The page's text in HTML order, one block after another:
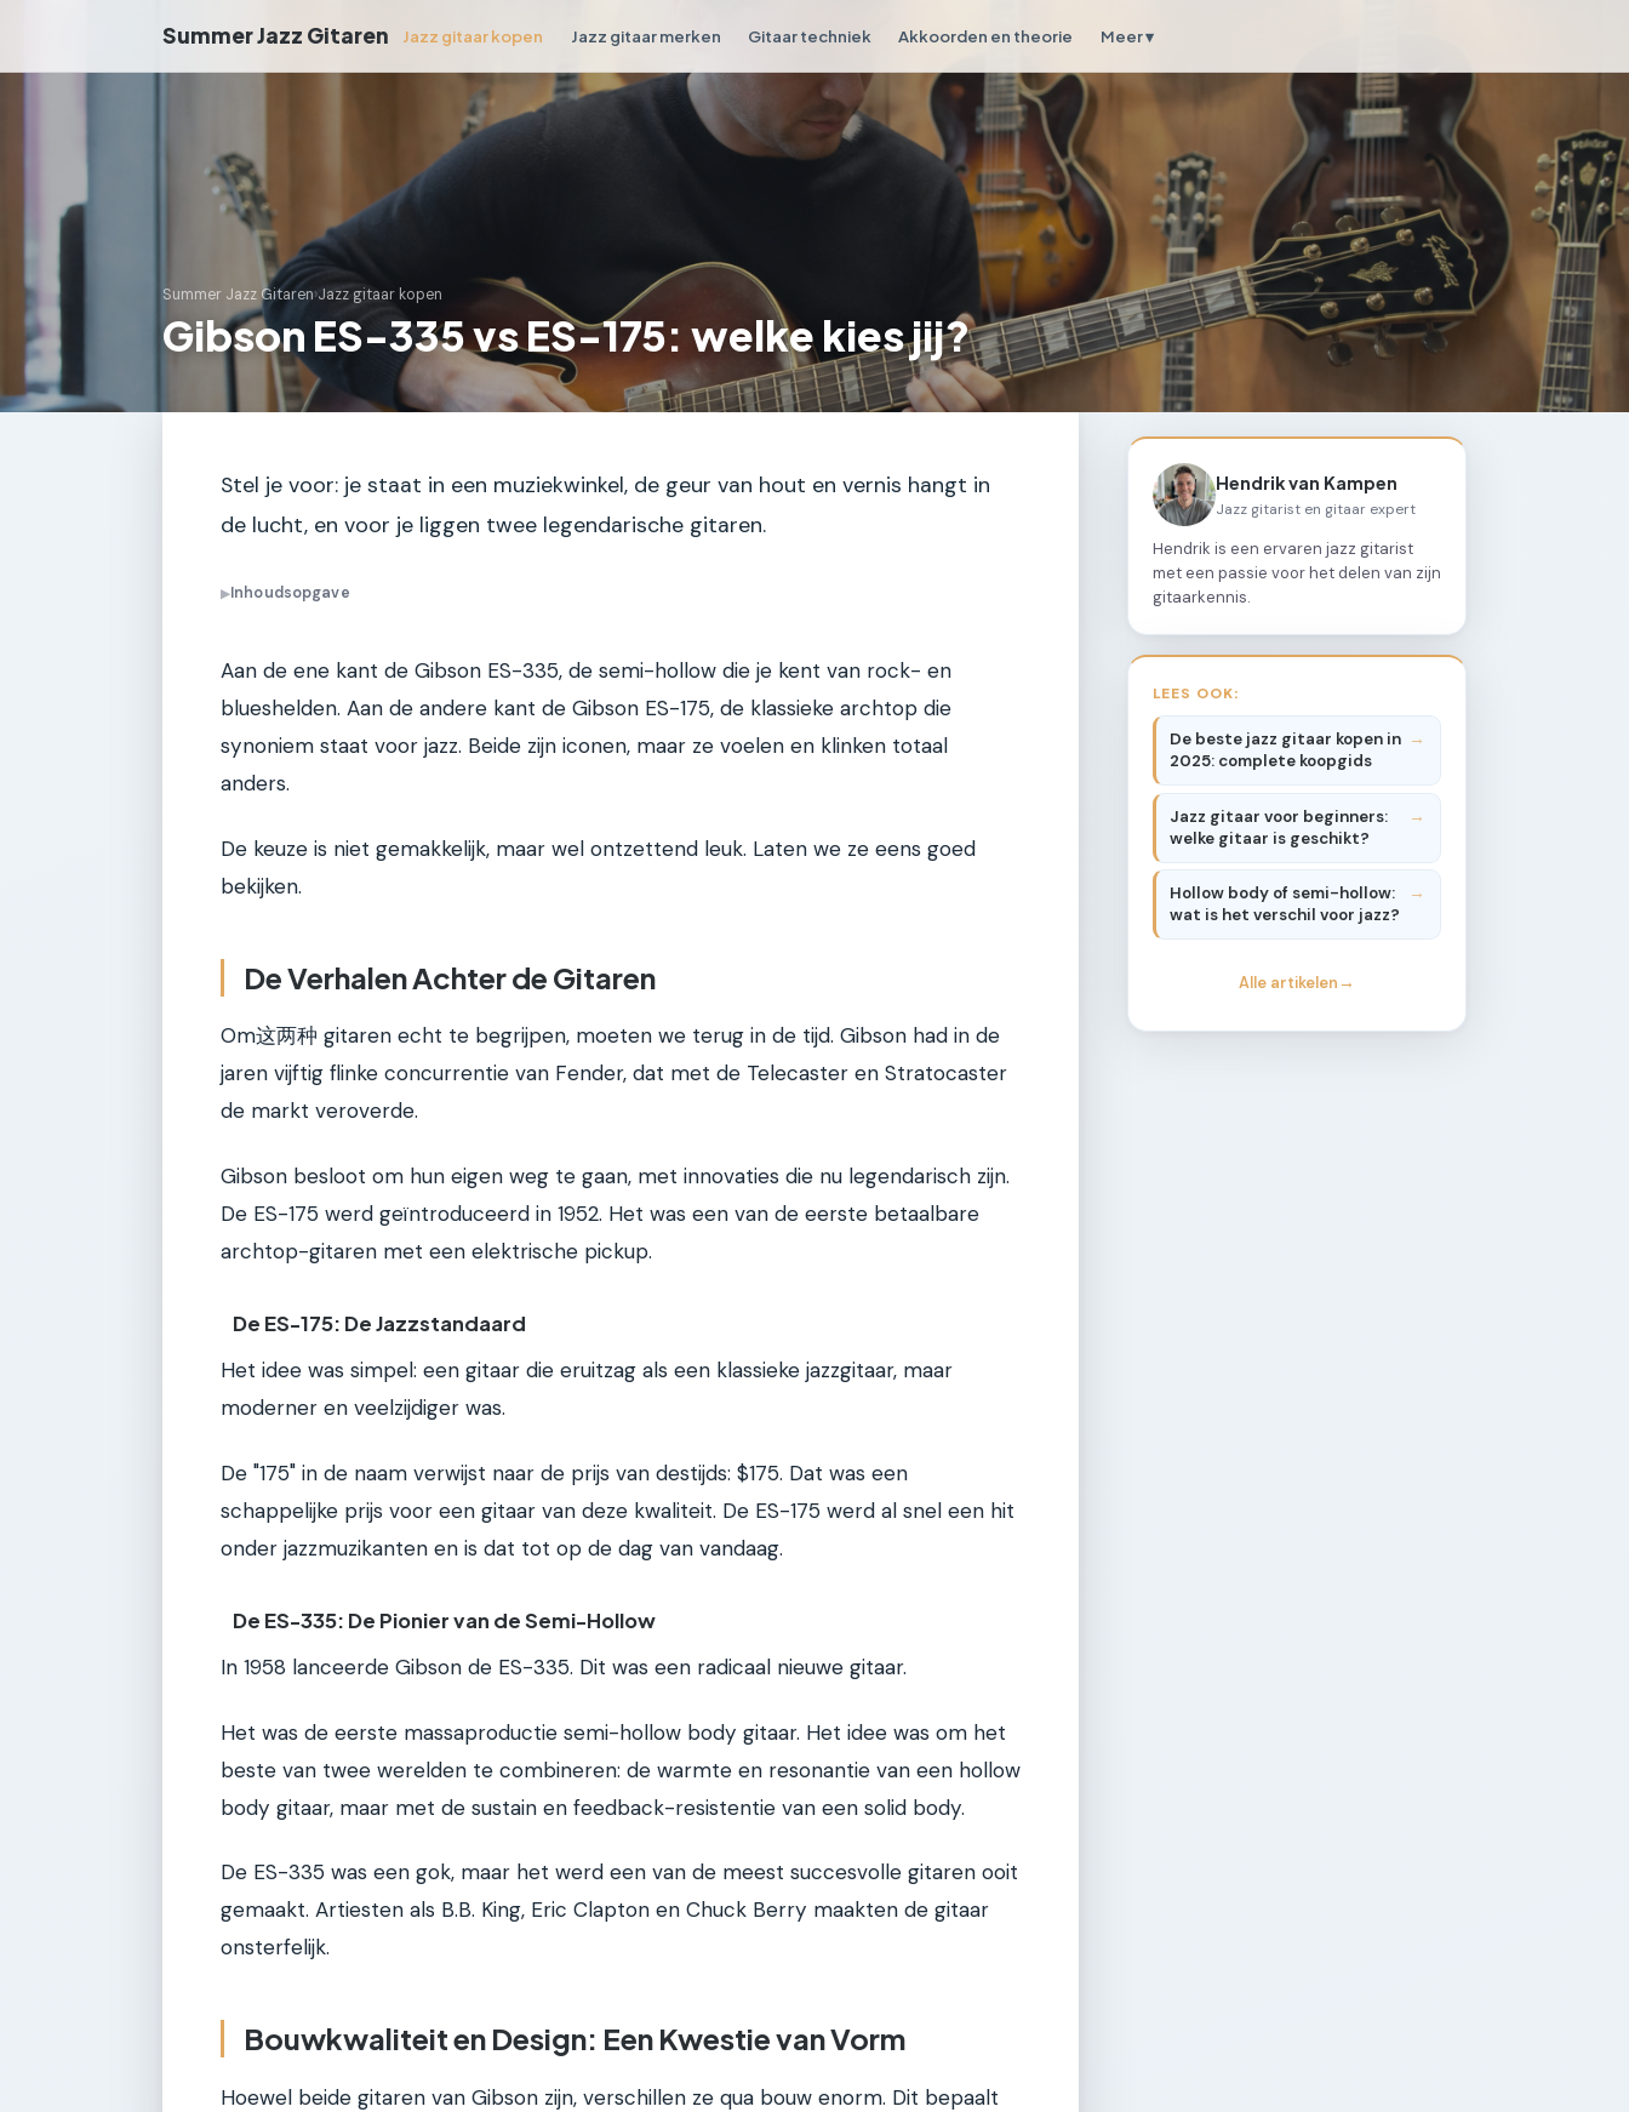
Summer Jazz Gitaren Jazz gitaar kopen Jazz gitaar merken Gitaar techniek Akkoorden en theorie Meer ▾
Summer Jazz Gitaren›Jazz gitaar kopen
Gibson ES-335 vs ES-175: welke kies jij?
Stel je voor: je staat in een muziekwinkel, de geur van hout en vernis hangt in
de lucht, en voor je liggen twee legendarische gitaren.
▶Inhoudsopgave
Aan de ene kant de Gibson ES-335, de semi-hollow die je kent van rock- en
blueshelden. Aan de andere kant de Gibson ES-175, de klassieke archtop die
synoniem staat voor jazz. Beide zijn iconen, maar ze voelen en klinken totaal
anders.
De keuze is niet gemakkelijk, maar wel ontzettend leuk. Laten we ze eens goed
bekijken.
De Verhalen Achter de Gitaren
Om这两种 gitaren echt te begrijpen, moeten we terug in de tijd. Gibson had in de
jaren vijftig flinke concurrentie van Fender, dat met de Telecaster en Stratocaster
de markt veroverde.
Gibson besloot om hun eigen weg te gaan, met innovaties die nu legendarisch zijn.
De ES-175 werd geïntroduceerd in 1952. Het was een van de eerste betaalbare
archtop-gitaren met een elektrische pickup.
De ES-175: De Jazzstandaard
Het idee was simpel: een gitaar die eruitzag als een klassieke jazzgitaar, maar
moderner en veelzijdiger was.
De "175" in de naam verwijst naar de prijs van destijds: $175. Dat was een
schappelijke prijs voor een gitaar van deze kwaliteit. De ES-175 werd al snel een hit
onder jazzmuzikanten en is dat tot op de dag van vandaag.
De ES-335: De Pionier van de Semi-Hollow
In 1958 lanceerde Gibson de ES-335. Dit was een radicaal nieuwe gitaar.
Het was de eerste massaproductie semi-hollow body gitaar. Het idee was om het
beste van twee werelden te combineren: de warmte en resonantie van een hollow
body gitaar, maar met de sustain en feedback-resistentie van een solid body.
De ES-335 was een gok, maar het werd een van de meest succesvolle gitaren ooit
gemaakt. Artiesten als B.B. King, Eric Clapton en Chuck Berry maakten de gitaar
onsterfelijk.
Bouwkwaliteit en Design: Een Kwestie van Vorm
Hoewel beide gitaren van Gibson zijn, verschillen ze qua bouw enorm. Dit bepaalt
Hendrik van Kampen
Jazz gitarist en gitaar expert
Hendrik is een ervaren jazz gitarist
met een passie voor het delen van zijn
gitaarkennis.
LEES OOK:
De beste jazz gitaar kopen in
2025: complete koopgids
Jazz gitaar voor beginners:
welke gitaar is geschikt?
Hollow body of semi-hollow:
wat is het verschil voor jazz?
Alle artikelen